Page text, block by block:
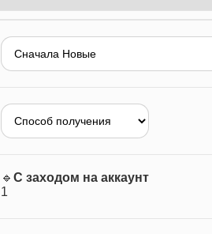
🔹󠁏󠁏 С заходом на аккаунт
1